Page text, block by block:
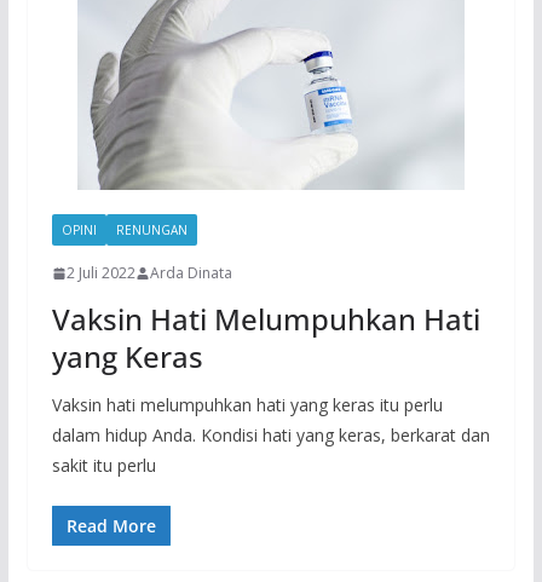
OPINI RENUNGAN
2 Juli 2022 Arda Dinata
Vaksin Hati Melumpuhkan Hati
yang Keras
Vaksin hati melumpuhkan hati yang keras itu perlu
dalam hidup Anda. Kondisi hati yang keras, berkarat dan
sakit itu perlu
Read More